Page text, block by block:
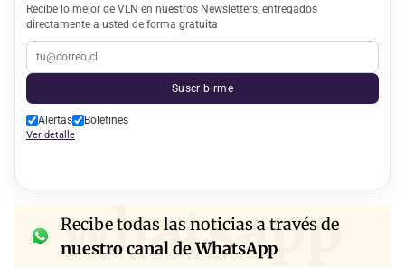
Recibe lo mejor de VLN en nuestros Newsletters, entregados
directamente a usted de forma gratuita
Suscribirme
Alertas Boletines
Ver detalle
whatsapp
Recibe todas las noticias a través de
nuestro canal de WhatsApp